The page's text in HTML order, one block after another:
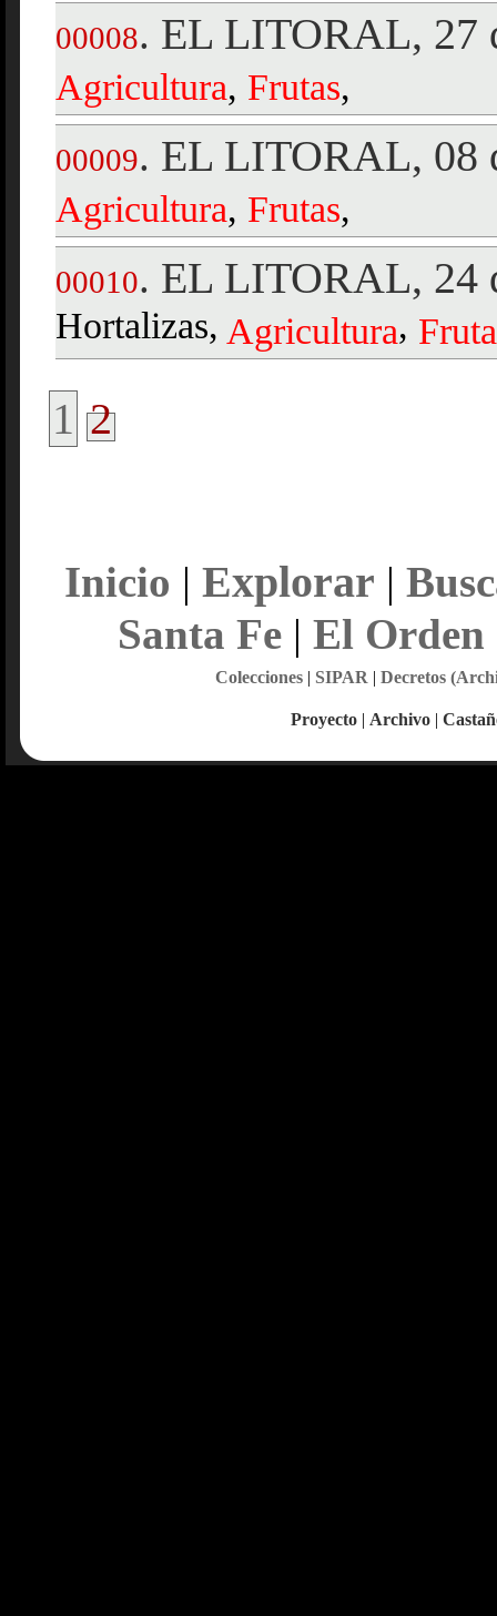
00008. EL LITORAL, 27
Agricultura, Frutas,
00009. EL LITORAL, 08
Agricultura, Frutas,
00010. EL LITORAL, 24
Hortalizas, Agricultura,
1 2
Inicio | Explorar |
Santa Fe| El Orden
Colecciones| SIPAR | Decretos
Proyecto | Archivo |